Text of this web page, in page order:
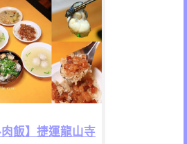
飯】捷運龍山寺